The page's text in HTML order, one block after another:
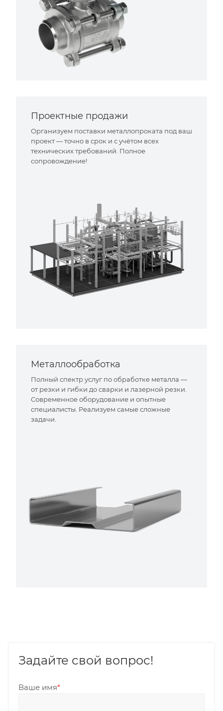
Проектные продажи
Организуем поставки металлопроката под ваш
проект — точно в срок и с учётом всех
технических требований. Полное
сопровождение!
Металлообработка
Полный спектр услуг по обработке металла —
от резки и гибки до сварки и лазерной резки.
Современное оборудование и опытные
специалисты. Реализуем самые сложные
задачи.
Задайте свой вопрос!
Ваше имя*